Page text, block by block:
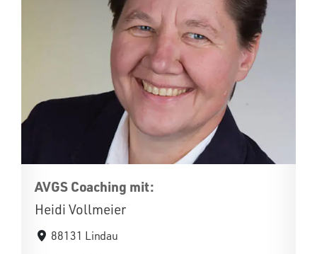
AVGS Coaching mit:
Heidi Vollmeier
88131 Lindau